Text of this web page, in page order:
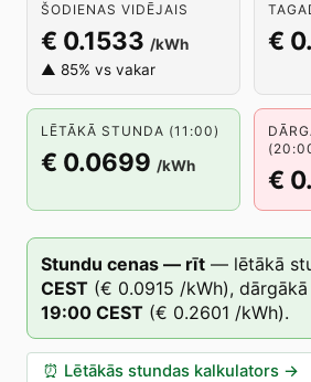
ŠODIENAS VIDĒJAIS
€ 0.1533 /kWh
▲ 85% vs vakar
€
LĒTĀKĀ STUNDA (11:00)
€ 0.0699 /kWh €
Stundu cenas — rīt — lētākā
CEST (€ 0.0915 /kWh),
19:00 CEST (€ 0.2601 /kWh).
⏰ Lētākās stundas kalkulators →